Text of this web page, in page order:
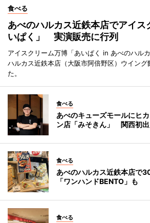
食べる
あべのハルカス近鉄本店でアイス
いぱく」 実演販売に行列
アイスクリーム万博「あいぱく in あべのハル
ハルカス近鉄本店（大阪市阿倍野区）ウイング
た。
食べる
あべのキューズモールにヒ
ン店「みそきん」 関西初
食べる
あべのハルカス近鉄本店で
「ワンハンドBENTO」も
食べる